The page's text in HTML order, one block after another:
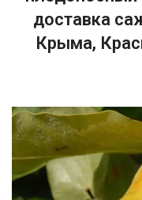
доставка
Крыма,